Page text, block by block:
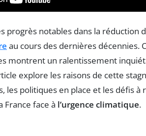
progrès notables dans la réduction
au cours des dernières décennies.
montrent un ralentissement
explore les raisons de cette
les politiques en place et les défis
France face à l’urgence climatique.